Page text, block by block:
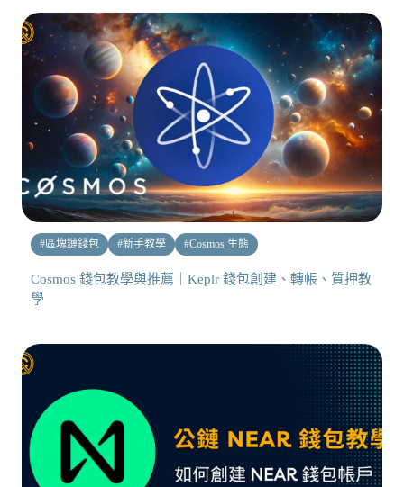
#區塊鏈錢包 #新手教學 #Cosmos 生態
Cosmos 錢包教學與推薦｜Keplr 錢包創建、轉帳、質押教
學